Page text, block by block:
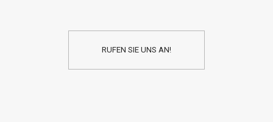
RUFEN SIE UNS AN!